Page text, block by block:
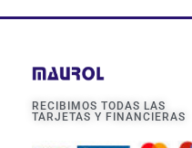
RECIBIMOS TODAS LAS
TARJETAS Y FINANCIERAS